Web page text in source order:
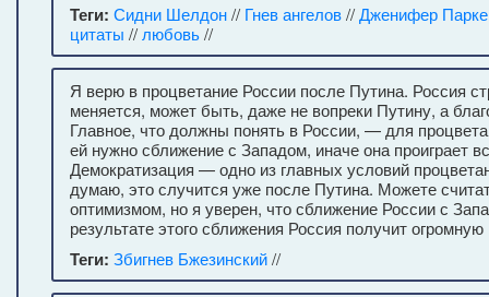
Теги: Сидни Шелдон// Гнев ангелов//Дженифер
цитаты // любовь//
Я верю в процветание России после Путина. Россия
меняется, может быть, даже не вопреки Путину, а
Главное, что должны понять в России, — для
ей нужно сближение с Западом, иначе она проиграет
Демократизация — одно из главных условий
думаю, это случится уже после Путина. Можете
оптимизмом, но я уверен, что сближение России с
результате этого сближения Россия получит огромную
Теги: Збигнев Бжезинский//